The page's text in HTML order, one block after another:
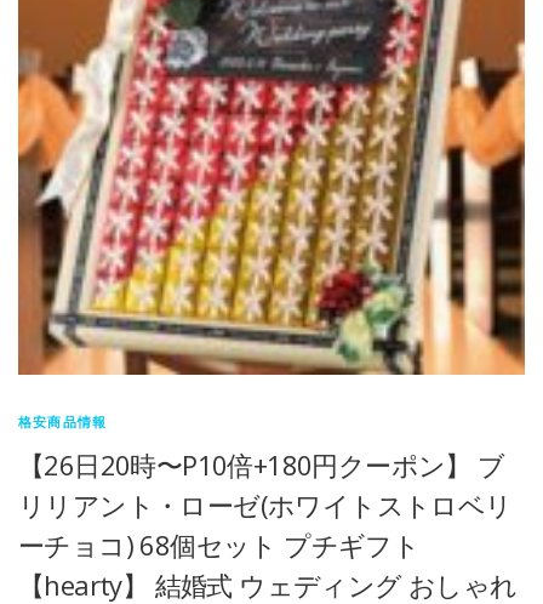
格安商品情報
【26日20時〜P10倍+180円クーポン】 ブ
リリアント・ローゼ(ホワイトストロベリ
ーチョコ) 68個セット プチギフト
【hearty】 結婚式 ウェディング おしゃれ